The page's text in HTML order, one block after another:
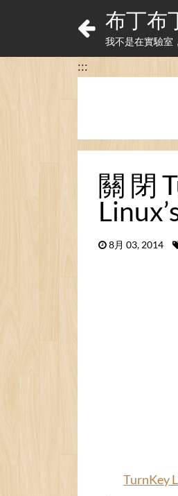
布丁布
我不是在實驗室
:::
關閉
8月 03, 2014
TurnKey